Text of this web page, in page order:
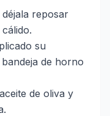
reposar
su
de horno
de oliva y